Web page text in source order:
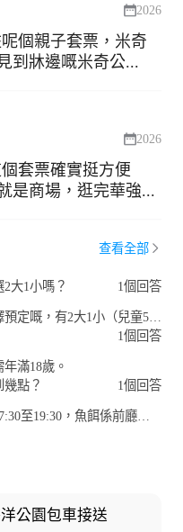
2026
個親子套票，米奇
到牀邊嘅米奇公...
2026
套票確實挺方便
是商場，逛完華強...
查看全部
大1小嗎？ 1個回答
定嘅，有2大1小（兒童5-
1個回答
滿18歲。
點？ 1個回答
至19:30，魚餌係前廳領
公園包車接送